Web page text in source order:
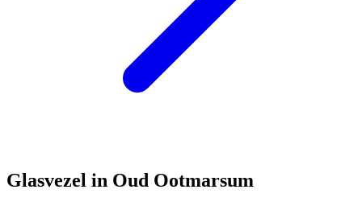
Glasvezel in Oud Ootmarsum